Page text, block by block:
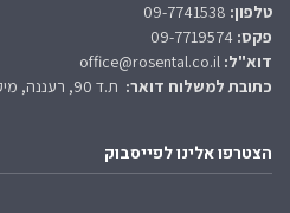
טלפון: 09-7741538
פקס:
דוא"ל: office@rosental.co.il
כתובת למשלוח דואר: ת.ד 90, רעננה, מיקוד 43100
הצטרפו אלינו לפייסבוק